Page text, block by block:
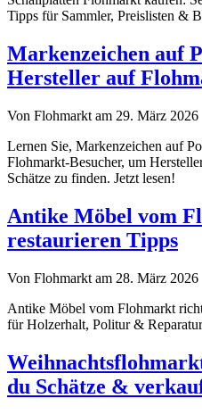
Tipps für Sammler, Preislisten &
Markenzeichen auf
Hersteller auf
Von Flohmarkt am 29. März 2026
Lernen Sie, Markenzeichen auf
Flohmarkt-Besucher, um
Schätze zu finden. Jetzt lesen!
Antike Möbel vom
restaurieren Tipps
Von Flohmarkt am 28. März 2026
Antike Möbel vom Flohmarkt
für Holzerhalt, Politur &
du Schätze &